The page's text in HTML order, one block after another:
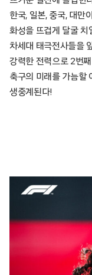
한국, 일본, 중국, 대만
화성을 뜨겁게 달굴 치
차세대 태극전사들을
강력한 전력으로 2번
축구의 미래를 가늠할
생중계된다!